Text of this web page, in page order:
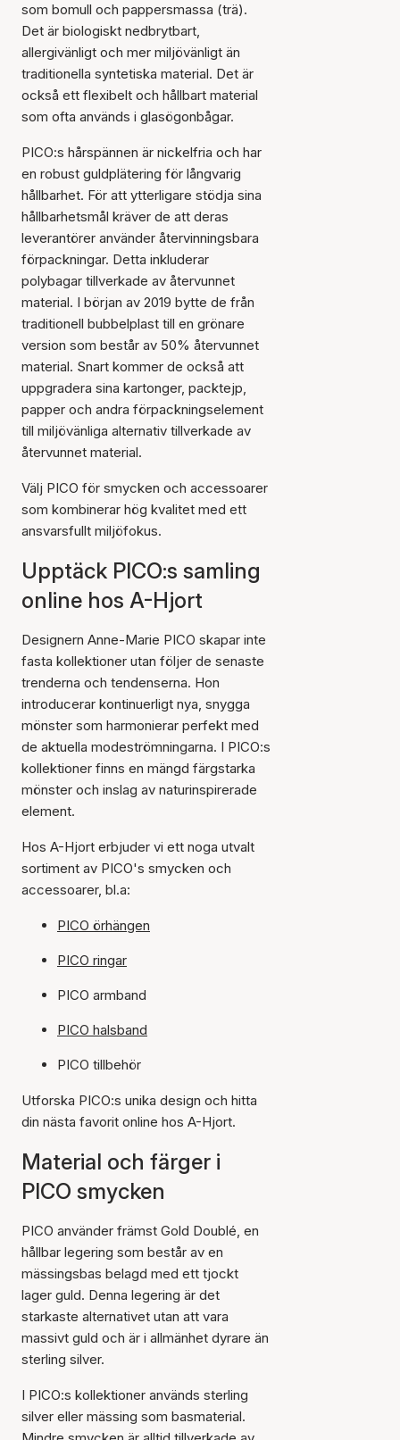
som bomull och pappersmassa (trä).
Det är biologiskt nedbrytbart,
allergivänligt och mer miljövänligt än
traditionella syntetiska material. Det är
också ett flexibelt och hållbart material
som ofta används i glasögonbågar.
PICO:s hårspännen är nickelfria och har
en robust guldplätering för långvarig
hållbarhet. För att ytterligare stödja sina
hållbarhetsmål kräver de att deras
leverantörer använder återvinningsbara
förpackningar. Detta inkluderar
polybagar tillverkade av återvunnet
material. I början av 2019 bytte de från
traditionell bubbelplast till en grönare
version som består av 50% återvunnet
material. Snart kommer de också att
uppgradera sina kartonger, packtejp,
papper och andra förpackningselement
till miljövänliga alternativ tillverkade av
återvunnet material.
Välj PICO för smycken och accessoarer
som kombinerar hög kvalitet med ett
ansvarsfullt miljöfokus.
Upptäck PICO:s samling
online hos A-Hjort
Designern Anne-Marie PICO skapar inte
fasta kollektioner utan följer de senaste
trenderna och tendenserna. Hon
introducerar kontinuerligt nya, snygga
mönster som harmonierar perfekt med
de aktuella modeströmningarna. I PICO:s
kollektioner finns en mängd färgstarka
mönster och inslag av naturinspirerade
element.
Hos A-Hjort erbjuder vi ett noga utvalt
sortiment av PICO's smycken och
accessoarer, bl.a:
PICO örhängen
PICO ringar
PICO armband
PICO halsband
PICO tillbehör
Utforska PICO:s unika design och hitta
din nästa favorit online hos A-Hjort.
Material och färger i
PICO smycken
PICO använder främst Gold Doublé, en
hållbar legering som består av en
mässingsbas belagd med ett tjockt
lager guld. Denna legering är det
starkaste alternativet utan att vara
massivt guld och är i allmänhet dyrare än
sterling silver.
I PICO:s kollektioner används sterling
silver eller mässing som basmaterial.